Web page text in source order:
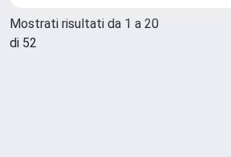
Mostrati risultati da 1 a 20
di 52